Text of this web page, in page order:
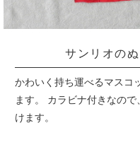
サンリオの
かわいく持ち運べるマスコ
ます。
カラビナ付きなの
けます。